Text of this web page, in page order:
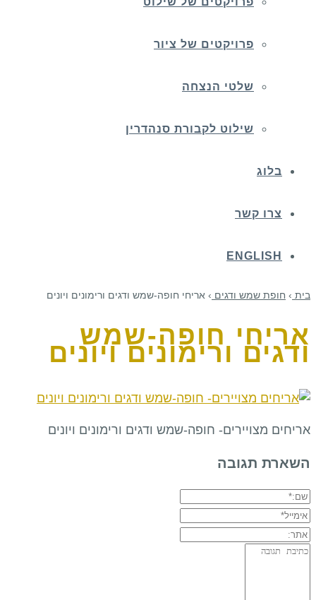
פרויקטים של ציור
שלטי הנצחה
שילוט לקבורת סנהדרין
בלוג
צרו קשר
ENGLISH
בית › חופת שמש ודגים › אריחי חופה-שמש ודגים ורימונים ויונים
אריחי חופה-שמש
ודגים ורימונים ויונים
אריחים מצויירים- חופה-שמש ודגים ורימונים ויונים
השארת תגובה
שם:*
אימייל*
אתר:
תגובה: